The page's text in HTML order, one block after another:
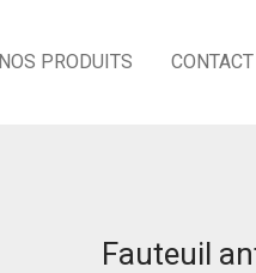
NOS PRODUITS CONTACT
Fauteuil